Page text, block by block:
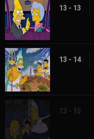
13 - 13
13 - 14
13 - 15